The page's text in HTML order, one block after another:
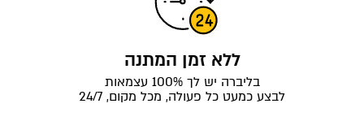
ללא זמן המתנה
בליברה יש לך 100% עצמאות
לבצע כמעט כל פעולה, מכל מקום, 24/7